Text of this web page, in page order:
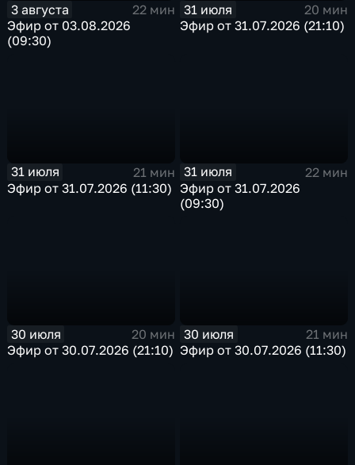
3 августа
22 мин
Эфир от 03.08.2026
(09:30)
31 июля
20 мин
Эфир от 31.07.2026 (21:10)
31 июля
21 мин
Эфир от 31.07.2026 (11:30)
31 июля
22 мин
Эфир от 31.07.2026
(09:30)
30 июля
20 мин
Эфир от 30.07.2026 (21:10)
30 июля
21 мин
Эфир от 30.07.2026 (11:30)